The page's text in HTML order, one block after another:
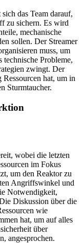
das Team darauf,
zu sichern. Es wird
mechanische
sollen. Der Streamer
muss, um
Probleme,
zwingt. Der
Ressourcen hat, um in
Sturmtaucher.
wobei die letzten
im Fokus
um den Reaktor zu
Angriffswinkel und
Notwendigkeit,
Diskussion über die
wie
hat, um auf alles
über
angesprochen.